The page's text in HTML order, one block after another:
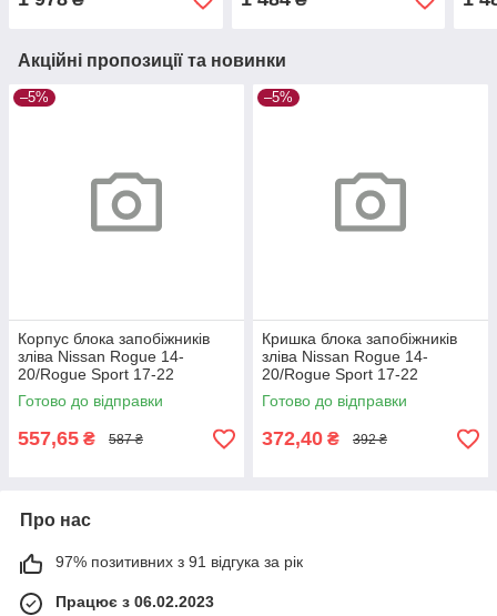
Акційні пропозиції та новинки
–5%
Корпус блока запобіжників
зліва Nissan Rogue 14-
20/Rogue Sport 17-22
Готово до відправки
557,65 ₴ 587 ₴
–5%
Кришка блока запобіжників
зліва Nissan Rogue 14-
20/Rogue Sport 17-22
Готово до відправки
372,40 ₴ 392 ₴
Про нас
97% позитивних з 91 відгука за рік
Працює з 06.02.2023